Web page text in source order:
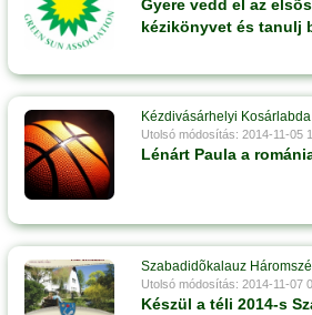
Gyere vedd el az
kézikönyvet és tanulj
Kézdivásárhelyi Kosárlabda
Utolsó módosítás: 2014-11-05
Lénárt Paula a
Szabadidõkalauz
Utolsó módosítás: 2014-11-07
Készül a téli 2014-s